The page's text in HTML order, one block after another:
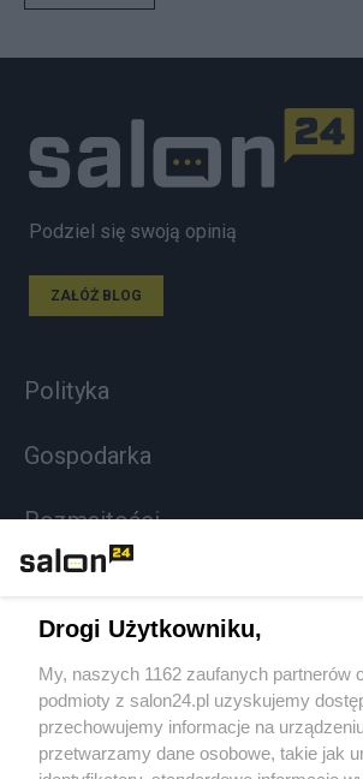
Podziel się swoją opinią
ZAŁÓŻ BLOG
Polityka
Gospodarka
Rozmaitości
Sport
Społeczeństwo
Drogi Użytkowniku,
My, naszych 1162 zaufanych partnerów
podmioty z salon24.pl uzyskujemy
przechowujemy informacje na
przetwarzamy dane osobowe, takie jak